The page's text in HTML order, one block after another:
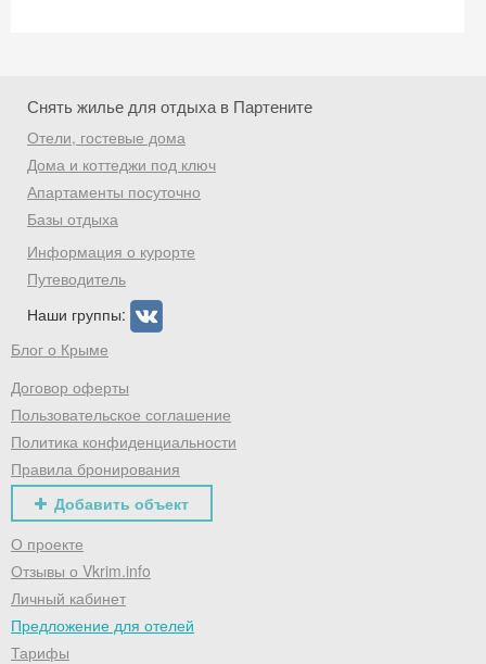
Снять жилье для отдыха в Партените
Отели, гостевые дома
Дома и коттеджи под ключ
Апартаменты посуточно
Базы отдыха
Информация о курорте
Путеводитель
Наши группы:
Блог о Крыме
Договор оферты
Пользовательское соглашение
Политика конфиденциальности
Правила бронирования
Добавить объект
О проекте
Отзывы о Vkrim.info
Личный кабинет
Предложение для отелей
Тарифы